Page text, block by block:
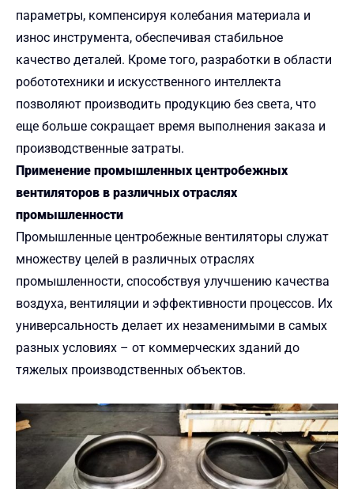
параметры, компенсируя колебания материала и
износ инструмента, обеспечивая стабильное
качество деталей. Кроме того, разработки в области
робототехники и искусственного интеллекта
позволяют производить продукцию без света, что
еще больше сокращает время выполнения заказа и
производственные затраты.
Применение промышленных центробежных
вентиляторов в различных отраслях
промышленности
Промышленные центробежные вентиляторы служат
множеству целей в различных отраслях
промышленности, способствуя улучшению качества
воздуха, вентиляции и эффективности процессов. Их
универсальность делает их незаменимыми в самых
разных условиях – от коммерческих зданий до
тяжелых производственных объектов.